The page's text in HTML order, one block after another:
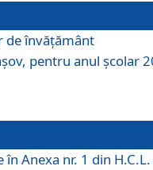
de învăţământ
pentru anul şcolar
Anexa nr. 1 din H.C.L.